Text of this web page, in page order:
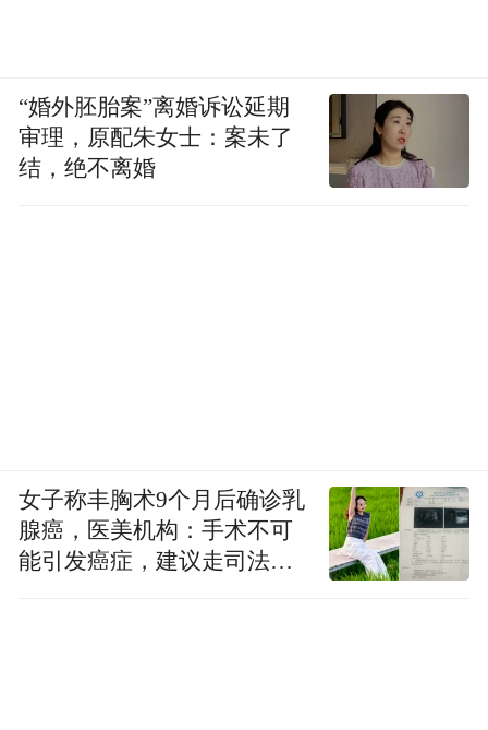
“婚外胚胎案”离婚诉讼延期
审理，原配朱女士：案未了
结，绝不离婚
女子称丰胸术9个月后确诊乳
腺癌，医美机构：手术不可
能引发癌症，建议走司法途